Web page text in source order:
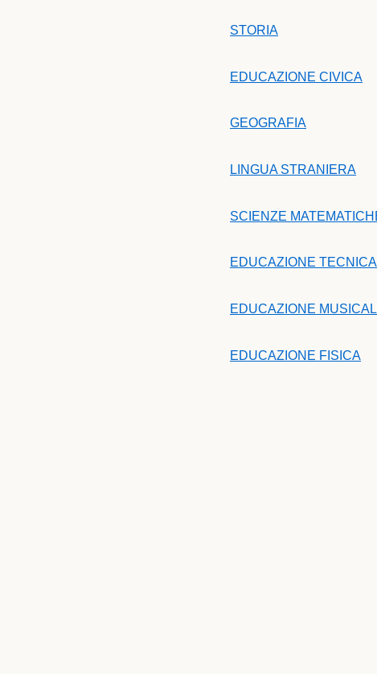
STORIA
EDUCAZIONE CIVICA
GEOGRAFIA
LINGUA STRANIERA
SCIENZE
EDUCAZIONE TECNICA
EDUCAZIONE
EDUCAZIONE FISICA